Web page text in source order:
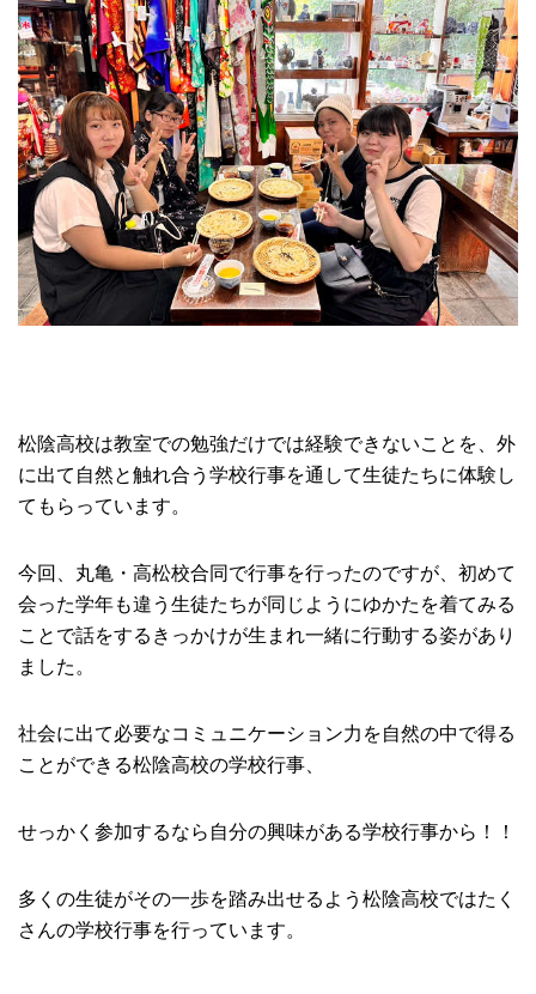
松陰高校は教室での勉強だけでは経験できないことを、外
に出て自然と触れ合う学校行事を通して生徒たちに体験し
てもらっています。
今回、丸亀・高松校合同で行事を行ったのですが、初めて
会った学年も違う生徒たちが同じようにゆかたを着てみる
ことで話をするきっかけが生まれ一緒に行動する姿があり
ました。
社会に出て必要なコミュニケーション力を自然の中で得る
ことができる松陰高校の学校行事、
せっかく参加するなら自分の興味がある学校行事から！！
多くの生徒がその一歩を踏み出せるよう松陰高校ではたく
さんの学校行事を行っています。